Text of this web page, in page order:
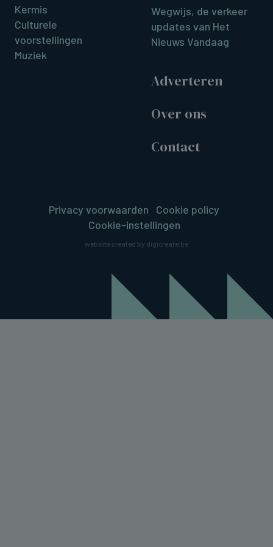
Kermis
Culturele
voorstellingen
Muziek
Wegwijs, de verkeer
updates van Het
Nieuws Vandaag
Adverteren
Over ons
Contact
Privacy voorwaarden
Cookie policy
Cookie-instellingen
website created by digicreate.be